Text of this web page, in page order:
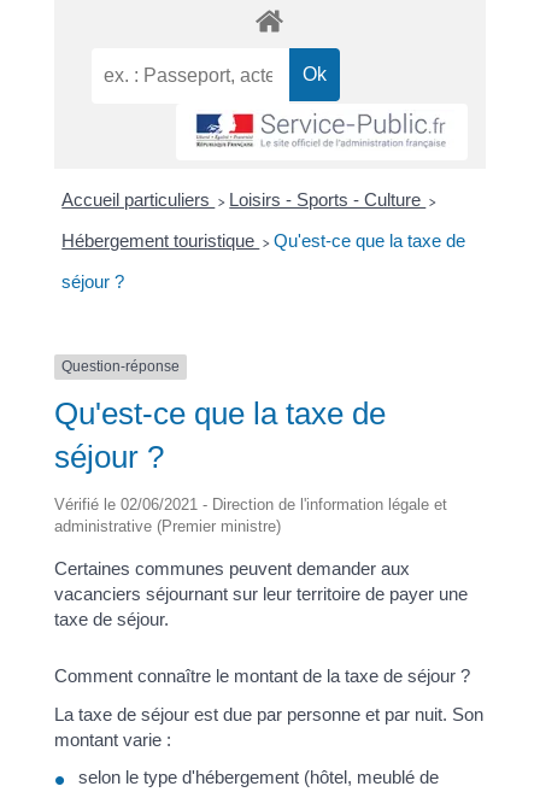
Accueil particuliers > Loisirs - Sports - Culture >
Hébergement touristique > Qu'est-ce que la taxe de
séjour ?
Question-réponse
Qu'est-ce que la taxe de
séjour ?
Vérifié le 02/06/2021 - Direction de l'information légale et
administrative (Premier ministre)
Certaines communes peuvent demander aux
vacanciers séjournant sur leur territoire de payer une
taxe de séjour.
Comment connaître le montant de la taxe de séjour ?
La taxe de séjour est due par personne et par nuit. Son
montant varie :
selon le type d'hébergement (hôtel, meublé de